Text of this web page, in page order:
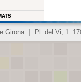
Girona Pl. del Vi, 1.